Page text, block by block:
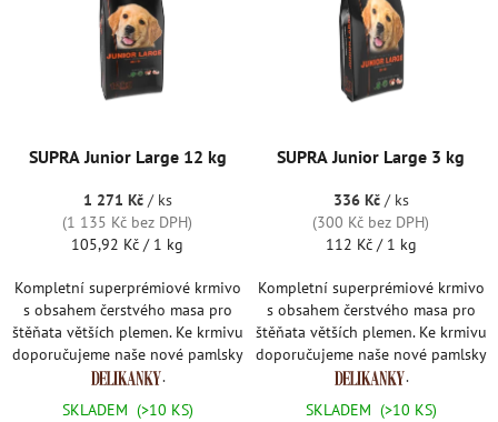
SUPRA Junior Large 12 kg
1 271 Kč / ks
(1 135 Kč bez DPH)
Měrná
105,92 Kč / 1 kg
Kompletní superprémiové krmivo
s obsahem čerstvého masa pro
štěňata větších plemen. Ke krmivu
doporučujeme naše nové pamlsky
.
SKLADEM (>10 KS)
SUPRA Junior Large 3 kg
336 Kč / ks
(300 Kč bez DPH)
Měrná
112 Kč / 1 kg
Kompletní superprémiové krmivo
s obsahem čerstvého masa pro
štěňata větších plemen. Ke krmivu
doporučujeme naše nové pamlsky
.
SKLADEM (>10 KS)